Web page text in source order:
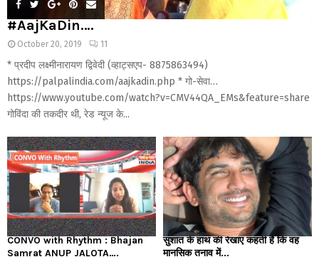
#AajKaDin….
October 20, 2019 11
* प्रदीप लक्ष्मीनारायण द्विवेदी (व्हाट्सएप- 8875863494)
https://palpalindia.com/aajkadin.php * गो-सेवा…
https://www.youtube.com/watch?v=CMV44QA_EMs&feature=share
गोविंदा की तकदीर थी, रेड न्यूज के...
CONVO with Rhythm : Bhajan
Samrat ANUP JALOTA….
सुशांत के हाथ की रेखाएं कहती हैं कि वह
मानसिक तनाव में...